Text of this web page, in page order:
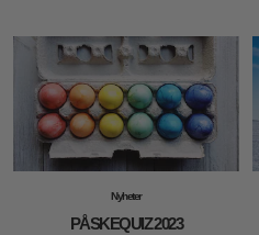
Nyheter
PÅSKEQUIZ 2023